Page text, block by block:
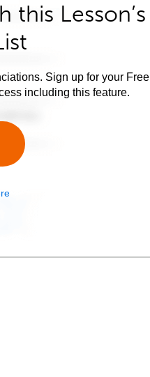
this Lesson’s
Sign up for your Free
including this feature.